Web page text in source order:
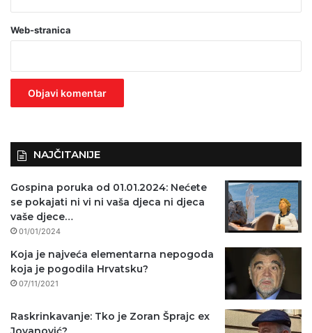
a
v
z
Web-stranica
NAJČITANIJE
Gospina poruka od 01.01.2024: Nećete
se pokajati ni vi ni vaša djeca ni djeca
vaše djece…
01/01/2024
Koja je najveća elementarna nepogoda
koja je pogodila Hrvatsku?
07/11/2021
Raskrinkavanje: Tko je Zoran Šprajc ex